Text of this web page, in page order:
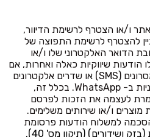
ו/או הצטרף לרשימת הדיוור,
להצטרף לרשימת התפוצה של
הדואר האלקטרוני שלו ו/או
הודעות שיווקיות כאלה ואחרות, אם
כהודעות דוא"ל, מסרונים (SMS) או שדרים אלקטרונים
אחרים, כדוגמת פניות ב- WhatsApp. בכלל זה,
לעצמה את הזכות לפרסם
ו/או שירותים משלימים.
למשלוח הודעות פרסומת
חוק התקשורת (בזק ושידורים) (תיקון מס' 40),